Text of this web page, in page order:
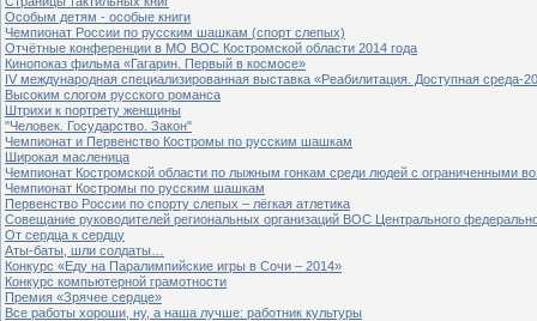
Особым детям - особые книги
Чемпионат России по русским шашкам (спорт слепых)
Отчётные конференции в МО ВОС Костромской области 2014 года
Кинопоказ фильма «Гагарин. Первый в космосе»
IV международная специализированная выставка «Реабилитация. Доступная среда-
Высоким слогом русского романса
Штрихи к портрету женщины
"Человек. Государство. Закон"
Чемпионат и Первенство Костромы по русским шашкам
Широкая масленица
Чемпионат Костромской области по лыжным гонкам среди людей с ограниченными
Чемпионат Костромы по русским шашкам
Первенство России по спорту слепых – лёгкая атлетика
Совещание руководителей региональных организаций ВОС Центрального
От сердца к сердцу
Аты-баты, шли солдаты…
Конкурс «Еду на Паралимпийские игры в Сочи – 2014»
Конкурс компьютерной грамотности
Премия «Зрячее сердце»
Все работы хороши, ну, а наша лучше: работник культуры